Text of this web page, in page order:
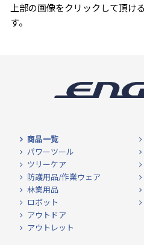
上部の画像をクリックして頂け
す。
商品一覧
パワーツール
ツリーケア
防護用品/作業ウェア
林業用品
ロボット
アウトドア
アウトレット